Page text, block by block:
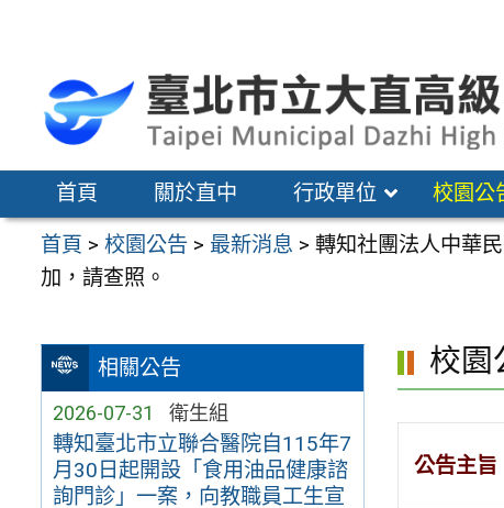
區
首頁 關於直中 行政單位 校園公
首頁 >校園公告 > 最新消息 >轉知社團法人中華
加，請查照。
相關公告
2026-07-31 衛生組
轉知臺北市立聯合醫院自115年7
月30日起開設「食用油品健康諮
詢門診」一案，向教職員工生宣
校園
公告主旨